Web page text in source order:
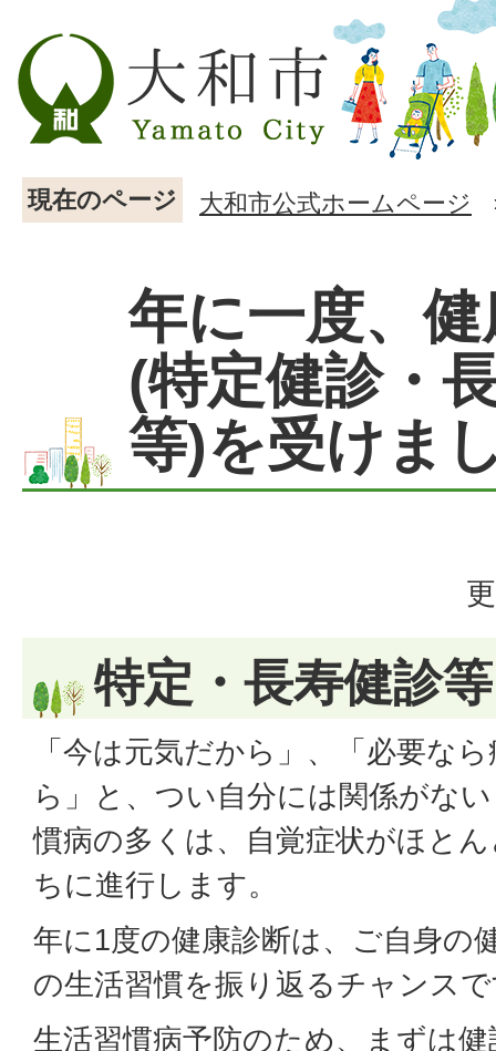
現在のページ 大和市公式ホームページ
年に一度、
(特定健診・
等)を受けま
特定・長寿健診
「今は元気だから」、「必要な
ら」と、つい自分には関係がな
慣病の多くは、自覚症状がほと
ちに進行します。
年に1度の健康診断は、ご自身の
の生活習慣を振り返るチャンス
生活習慣病予防のため、まずは